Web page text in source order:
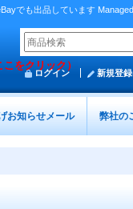
でも出品しています
をクリック）
ログイン 新規登
お知らせメール 弊社の